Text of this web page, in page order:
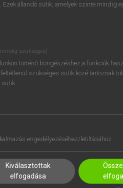
Ezek állandó sütik, amelyek szinte mindig
szükséges)
történő böngészéshez,a funkciók
szükséges sütik közé tartoznak
sütik.
engedélyezéséhez/letiltásához.
Kiválasztottak
elfogadása